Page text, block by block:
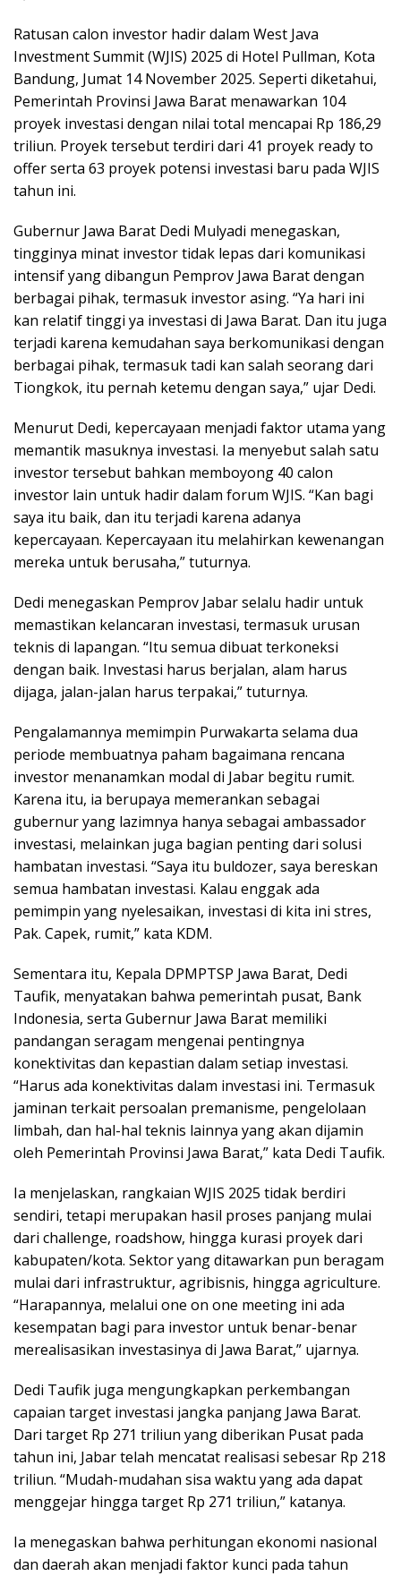
Ratusan calon investor hadir dalam West Java
Investment Summit (WJIS) 2025 di Hotel Pullman, Kota
Bandung, Jumat 14 November 2025. Seperti diketahui,
Pemerintah Provinsi Jawa Barat menawarkan 104
proyek investasi dengan nilai total mencapai Rp 186,29
triliun. Proyek tersebut terdiri dari 41 proyek ready to
offer serta 63 proyek potensi investasi baru pada WJIS
tahun ini.
Gubernur Jawa Barat Dedi Mulyadi menegaskan,
tingginya minat investor tidak lepas dari komunikasi
intensif yang dibangun Pemprov Jawa Barat dengan
berbagai pihak, termasuk investor asing. “Ya hari ini
kan relatif tinggi ya investasi di Jawa Barat. Dan itu juga
terjadi karena kemudahan saya berkomunikasi dengan
berbagai pihak, termasuk tadi kan salah seorang dari
Tiongkok, itu pernah ketemu dengan saya,” ujar Dedi.
Menurut Dedi, kepercayaan menjadi faktor utama yang
memantik masuknya investasi. Ia menyebut salah satu
investor tersebut bahkan memboyong 40 calon
investor lain untuk hadir dalam forum WJIS. “Kan bagi
saya itu baik, dan itu terjadi karena adanya
kepercayaan. Kepercayaan itu melahirkan kewenangan
mereka untuk berusaha,” tuturnya.
Dedi menegaskan Pemprov Jabar selalu hadir untuk
memastikan kelancaran investasi, termasuk urusan
teknis di lapangan. “Itu semua dibuat terkoneksi
dengan baik. Investasi harus berjalan, alam harus
dijaga, jalan-jalan harus terpakai,” tuturnya.
Pengalamannya memimpin Purwakarta selama dua
periode membuatnya paham bagaimana rencana
investor menanamkan modal di Jabar begitu rumit.
Karena itu, ia berupaya memerankan sebagai
gubernur yang lazimnya hanya sebagai ambassador
investasi, melainkan juga bagian penting dari solusi
hambatan investasi. “Saya itu buldozer, saya bereskan
semua hambatan investasi. Kalau enggak ada
pemimpin yang nyelesaikan, investasi di kita ini stres,
Pak. Capek, rumit,” kata KDM.
Sementara itu, Kepala DPMPTSP Jawa Barat, Dedi
Taufik, menyatakan bahwa pemerintah pusat, Bank
Indonesia, serta Gubernur Jawa Barat memiliki
pandangan seragam mengenai pentingnya
konektivitas dan kepastian dalam setiap investasi.
“Harus ada konektivitas dalam investasi ini. Termasuk
jaminan terkait persoalan premanisme, pengelolaan
limbah, dan hal-hal teknis lainnya yang akan dijamin
oleh Pemerintah Provinsi Jawa Barat,” kata Dedi Taufik.
Ia menjelaskan, rangkaian WJIS 2025 tidak berdiri
sendiri, tetapi merupakan hasil proses panjang mulai
dari challenge, roadshow, hingga kurasi proyek dari
kabupaten/kota. Sektor yang ditawarkan pun beragam
mulai dari infrastruktur, agribisnis, hingga agriculture.
“Harapannya, melalui one on one meeting ini ada
kesempatan bagi para investor untuk benar-benar
merealisasikan investasinya di Jawa Barat,” ujarnya.
Dedi Taufik juga mengungkapkan perkembangan
capaian target investasi jangka panjang Jawa Barat.
Dari target Rp 271 triliun yang diberikan Pusat pada
tahun ini, Jabar telah mencatat realisasi sebesar Rp 218
triliun. “Mudah-mudahan sisa waktu yang ada dapat
menggejar hingga target Rp 271 triliun,” katanya.
Ia menegaskan bahwa perhitungan ekonomi nasional
dan daerah akan menjadi faktor kunci pada tahun